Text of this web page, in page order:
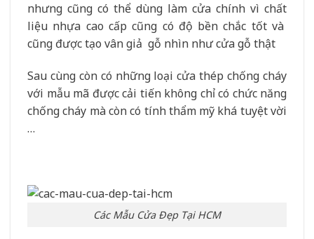
nhưng cũng có thể dùng làm cửa chính vì chất
liệu nhựa cao cấp cũng có độ bền chắc tốt và
cũng được tạo vân giả gỗ nhìn như cửa gỗ thật
Sau cùng còn có những loại cửa thép chống cháy
với mẫu mã được cải tiến không chỉ có chức năng
chống cháy mà còn có tính thẩm mỹ khá tuyệt vời
…
Các Mẫu Cửa Đẹp Tại HCM